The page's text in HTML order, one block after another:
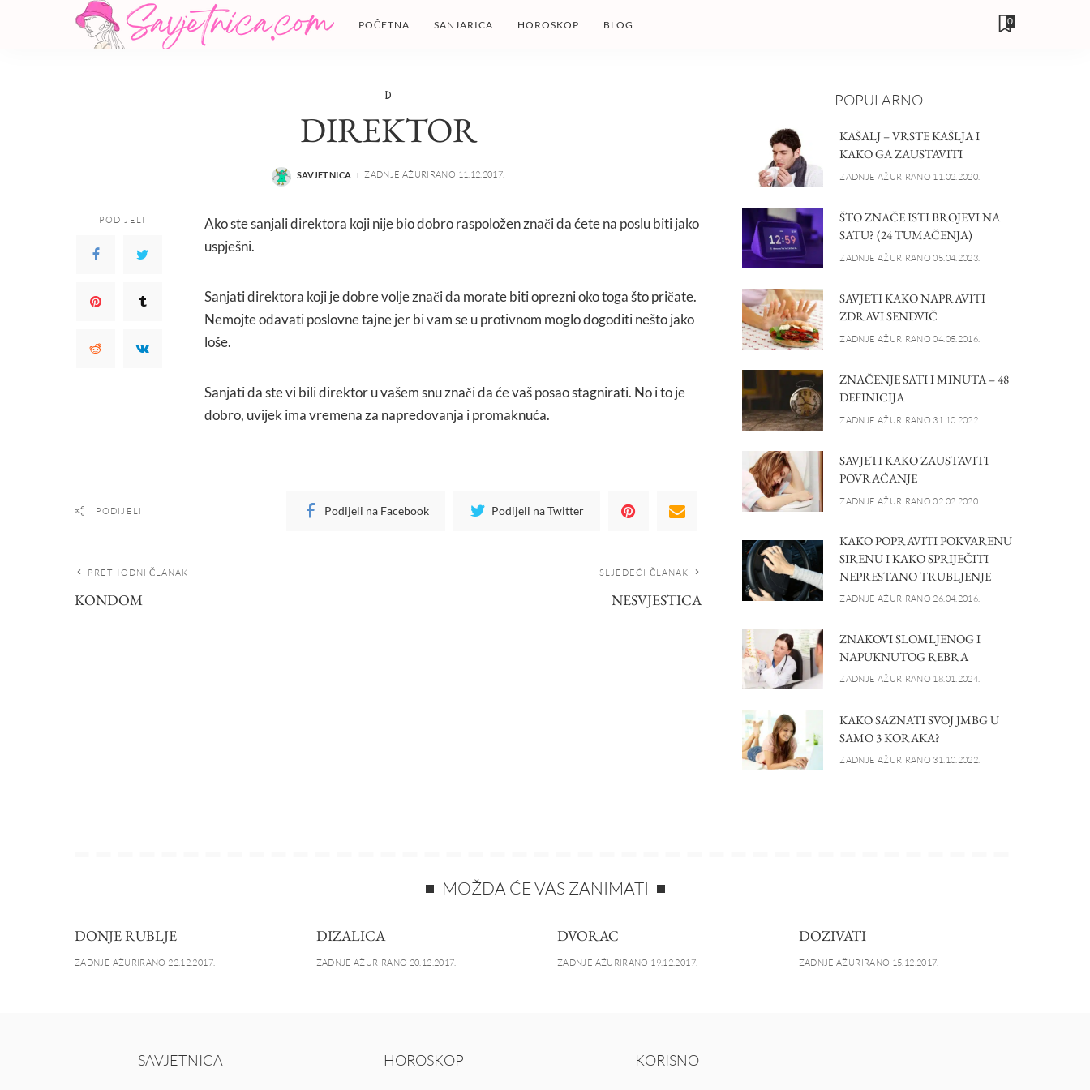
POČETNA SANJARICA HOROSKOP BLOG 0
D
DIREKTOR
POSTED
SAVJETNICA ZADNJE AŽURIRANO 11.12.2017.
PODIJELI
Ako ste sanjali direktora koji nije bio dobro raspoložen znači da ćete na poslu biti jako
uspješni.
Sanjati direktora koji je dobre volje znači da morate biti oprezni oko toga što pričate.
Nemojte odavati poslovne tajne jer bi vam se u protivnom moglo dogoditi nešto jako
loše.
Sanjati da ste vi bili direktor u vašem snu znači da će vaš posao stagnirati. No i to je
dobro, uvijek ima vremena za napredovanja i promaknuća.
PODIJELI Podijeli na Facebook Podijeli na Twitter
PRETHODNI ČLANAK
KONDOM
SLJEDEĆI ČLANAK
NESVJESTICA
POPULARNO
KAŠALJ – VRSTE KAŠLJA I
KAKO GA ZAUSTAVITI
ZADNJE AŽURIRANO 11.02.2020.
ŠTO ZNAČE ISTI BROJEVI NA
SATU? (24 TUMAČENJA)
ZADNJE AŽURIRANO 05.04.2023.
SAVJETI KAKO NAPRAVITI
ZDRAVI SENDVIČ
ZADNJE AŽURIRANO 04.05.2016.
ZNAČENJE SATI I MINUTA – 48
DEFINICIJA
ZADNJE AŽURIRANO 31.10.2022.
SAVJETI KAKO ZAUSTAVITI
POVRAĆANJE
ZADNJE AŽURIRANO 02.02.2020.
KAKO POPRAVITI POKVARENU
SIRENU I KAKO SPRIJEČITI
NEPRESTANO TRUBLJENJE
ZADNJE AŽURIRANO 26.04.2016.
ZNAKOVI SLOMLJENOG I
NAPUKNUTOG REBRA
ZADNJE AŽURIRANO 18.01.2024.
KAKO SAZNATI SVOJ JMBG U
SAMO 3 KORAKA?
ZADNJE AŽURIRANO 31.10.2022.
MOŽDA ĆE VAS ZANIMATI
DONJE RUBLJE
ZADNJE AŽURIRANO 22.12.2017.
DIZALICA
ZADNJE AŽURIRANO 20.12.2017.
DVORAC
ZADNJE AŽURIRANO 19.12.2017.
DOZIVATI
ZADNJE AŽURIRANO 15.12.2017.
SAVJETNICA HOROSKOP KORISNO